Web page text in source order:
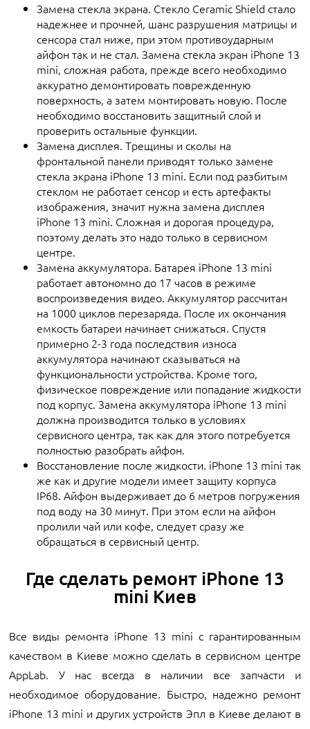
Замена стекла экрана. Стекло Ceramic Shield стало
надежнее и прочней, шанс разрушения матрицы и
сенсора стал ниже, при этом противоударным
айфон так и не стал. Замена стекла экран iPhone 13
mini, сложная работа, прежде всего необходимо
аккуратно демонтировать поврежденную
поверхность, а затем монтировать новую. После
необходимо восстановить защитный слой и
проверить остальные функции.
Замена дисплея. Трещины и сколы на
фронтальной панели приводят только замене
стекла экрана iPhone 13 mini. Если под разбитым
стеклом не работает сенсор и есть артефакты
изображения, значит нужна замена дисплея
iPhone 13 mini. Сложная и дорогая процедура,
поэтому делать это надо только в сервисном
центре.
Замена аккумулятора. Батарея iPhone 13 mini
работает автономно до 17 часов в режиме
воспроизведения видео. Аккумулятор рассчитан
на 1000 циклов перезаряда. После их окончания
емкость батареи начинает снижаться. Спустя
примерно 2-3 года последствия износа
аккумулятора начинают сказываться на
функциональности устройства. Кроме того,
физическое повреждение или попадание жидкости
под корпус. Замена аккумулятора iPhone 13 mini
должна производится только в условиях
сервисного центра, так как для этого потребуется
полностью разобрать айфон.
Восстановление после жидкости. iPhone 13 mini так
же как и другие модели имеет защиту корпуса
IP68. Айфон выдерживает до 6 метров погружения
под воду на 30 минут. При этом если на айфон
пролили чай или кофе, следует сразу же
обращаться в сервисный центр.
Где сделать ремонт iPhone 13
mini Киев
Все виды ремонта iPhone 13 mini с гарантированным
качеством в Киеве можно сделать в сервисном центре
AppLab. У нас всегда в наличии все запчасти и
необходимое оборудование. Быстро, надежно ремонт
iPhone 13 mini и других устройств Эпл в Киеве делают в